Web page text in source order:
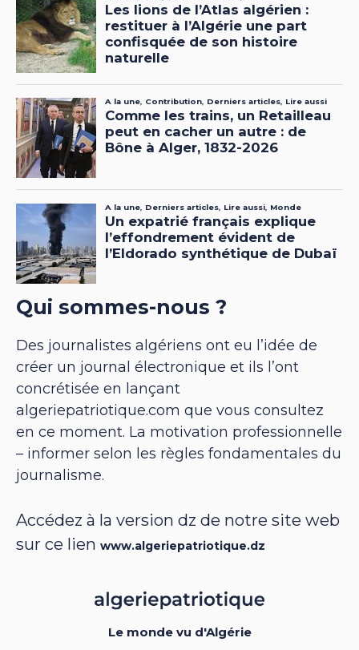
Qui sommes-nous ?
Des journalistes algériens ont eu l’idée de
créer un journal électronique et ils l’ont
concrétisée en lançant
algeriepatriotique.com que vous consultez
en ce moment. La motivation professionnelle
– informer selon les règles fondamentales du
journalisme.
Accédez à la version dz de notre site web
sur ce lien www.algeriepatriotique.dz
Le monde vu d'Algérie